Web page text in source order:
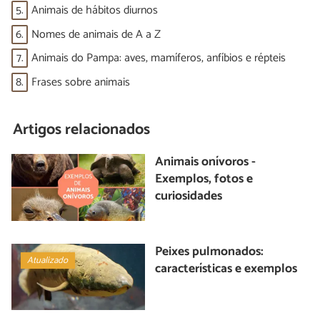
5. Animais de hábitos diurnos
6. Nomes de animais de A a Z
7. Animais do Pampa: aves, mamíferos, anfíbios e répteis
8. Frases sobre animais
Artigos relacionados
Animais onívoros -
Exemplos, fotos e
curiosidades
Atualizado
Peixes pulmonados:
características e exemplos